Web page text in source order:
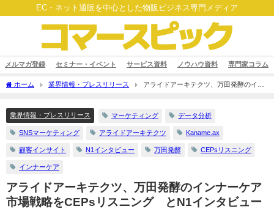
EC・ネット通販を中心とした物販ビジネス専門メディア
メルマガ登録 セミナー・イベント サービス資料 ノウハウ資料 専門家コラム
ホーム 業界情報・プレスリリース
アライドアーキテクツ、万田発酵のイン
業界情報・プレスリリース マーケティング データ分析
SNSマーケティング アライドアーキテクツ Kaname.ax
顧客インサイト N1インタビュー 万田発酵 CEPsリスニング
インナーケア
アライドアーキテクツ、万田発酵のインナーケア
市場戦略をCEPsリスニング®とN1インタビュー